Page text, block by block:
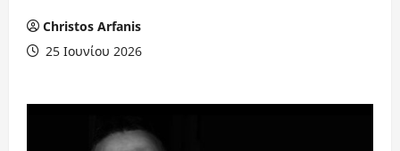
Christos Arfanis
25 Ιουνίου 2026